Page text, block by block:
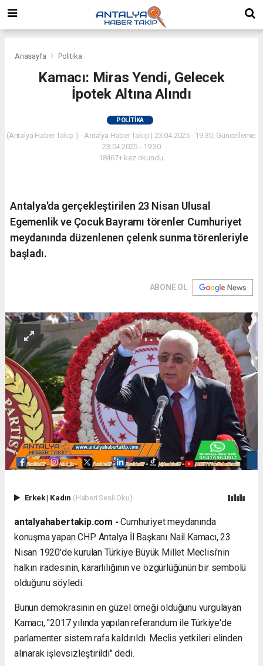
Anasayfa Politika
Kamacı: Miras Yendi, Gelecek
İpotek Altına Alındı
POLITIKA
(Antalya Haber Takip ) - Antalya Haber Takip | 23.04.2025 - 19:30, Güncelleme:
23.04.2025 - 19:30
18467+ kez okundu.
Antalya'da gerçekleştirilen 23 Nisan Ulusal
Egemenlik ve Çocuk Bayramı törenler Cumhuriyet
meydanında düzenlenen çelenk sunma törenleriyle
başladı.
ABONE OL
Erkek| Kadın (Haberi Sesli Oku)
antalyahabertakip.com - Cumhuriyet meydanında
konuşma yapan CHP Antalya İl Başkanı Nail Kamacı, 23
Nisan 1920'de kurulan Türkiye Büyük Millet Meclisi'nin
halkın iradesinin, kararlılığının ve özgürlüğünün bir sembolü
olduğunu söyledi.
Bunun demokrasinin en güzel örneği olduğunu vurgulayan
Kamacı, "2017 yılında yapılan referandum ile Türkiye'de
parlamenter sistem rafa kaldırıldı. Meclis yetkileri elinden
alınarak işlevsizleştirildi" dedi.